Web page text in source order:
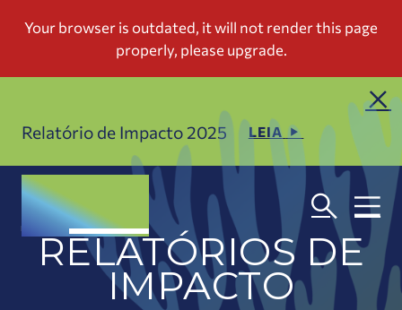
Relatório de Impacto 2025 LEIA
RELATÓRIOS DE
IMPACTO